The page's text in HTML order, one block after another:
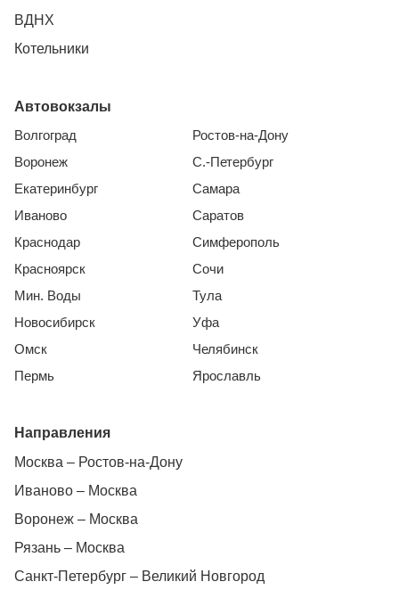
ВДНХ
Котельники
Автовокзалы
Волгоград
Воронеж
Екатеринбург
Иваново
Краснодар
Красноярск
Мин. Воды
Новосибирск
Омск
Пермь
Ростов-на-Дону
С.-Петербург
Самара
Саратов
Симферополь
Сочи
Тула
Уфа
Челябинск
Ярославль
Направления
Москва – Ростов-на-Дону
Иваново – Москва
Воронеж – Москва
Рязань – Москва
Санкт-Петербург – Великий Новгород